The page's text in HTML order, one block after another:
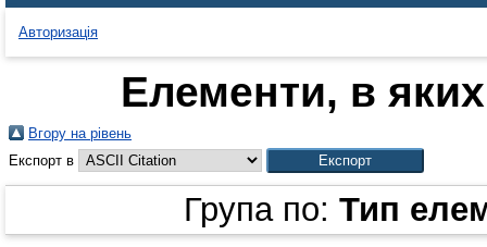
Авторизація
Елементи, в
Вгору на рівень
Експорт в
Група по: Тип